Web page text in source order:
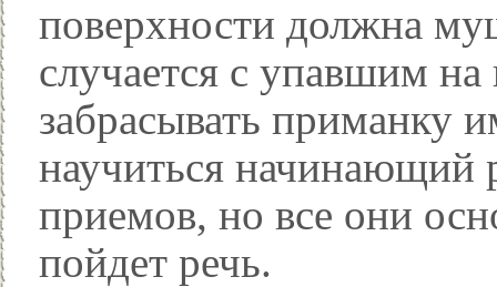
поверхности должна
случается с упавшим
забрасывать приманку
научиться начинающий
приемов, но все они
пойдет речь.